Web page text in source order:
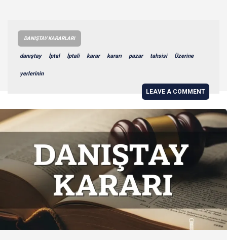
DANIŞTAY KARARLARI
danıştay İptal İptali karar kararı pazar tahsisi Üzerine
yerlerinin
LEAVE A COMMENT